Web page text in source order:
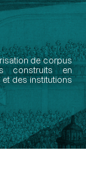
de corpus
construits en
des institutions